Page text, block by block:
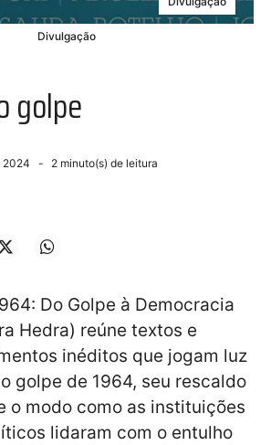
Divulgação
golpe
2024 2 minuto(s) de leitura
Do Golpe à Democracia
Hedra) reúne textos e
inéditos que jogam luz
golpe de 1964, seu rescaldo
o modo como as instituições
lidaram com o entulho